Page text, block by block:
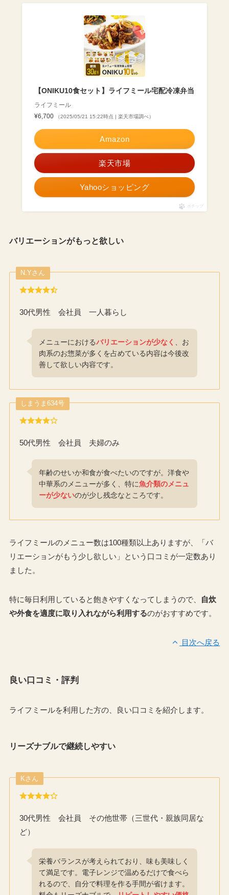
【ONIKU10食セット】ライフミール宅配冷凍弁当
ライフミール
¥6,700
（2025/05/21 15:22時点 | 楽天市場調べ）
Amazon
楽天市場
Yahooショッピング
ポチップ
バリエーションがもっと欲しい
N.Yさん
30代男性 会社員 一人暮らし
メニューにおけるバリエーションが少なく
、お
肉系のお惣菜が多くを占めている内容は今後改
善して欲しい内容です。
しまうま634号
50代男性 会社員 夫婦のみ
年齢のせいか和食が食べたいのですが。洋食や
中華系のメニューが多く、特に魚介類のメニュ
ーが少ないのが少し残念なところです。
ライフミールのメニュー数は100種類以上ありますが、「バ
リエーションがもう少し欲しい」という口コミが一定数あり
ました。
特に毎日利用していると飽きやすくなってしまうので、
自炊
や外食を適度に取り入れながら利用するのがおすすめです。
目次へ戻る
良い口コミ・評判
ライフミールを利用した方の、良い口コミを紹介します。
リーズナブルで継続しやすい
Kさん
30代男性 会社員 その他世帯（三世代・親族同居な
ど）
栄養バランスが考えられており、味も美味しく
て満足です。電子レンジで温めるだけで食べら
れるので、自分で料理を作る手間が省けます。